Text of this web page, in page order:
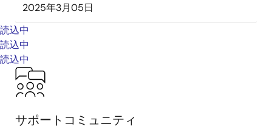
2025年3月05日
読込中
読込中
読込中
サポートコミュニティ